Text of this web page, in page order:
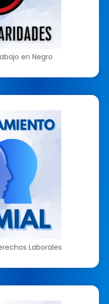
en Negro
Laborales